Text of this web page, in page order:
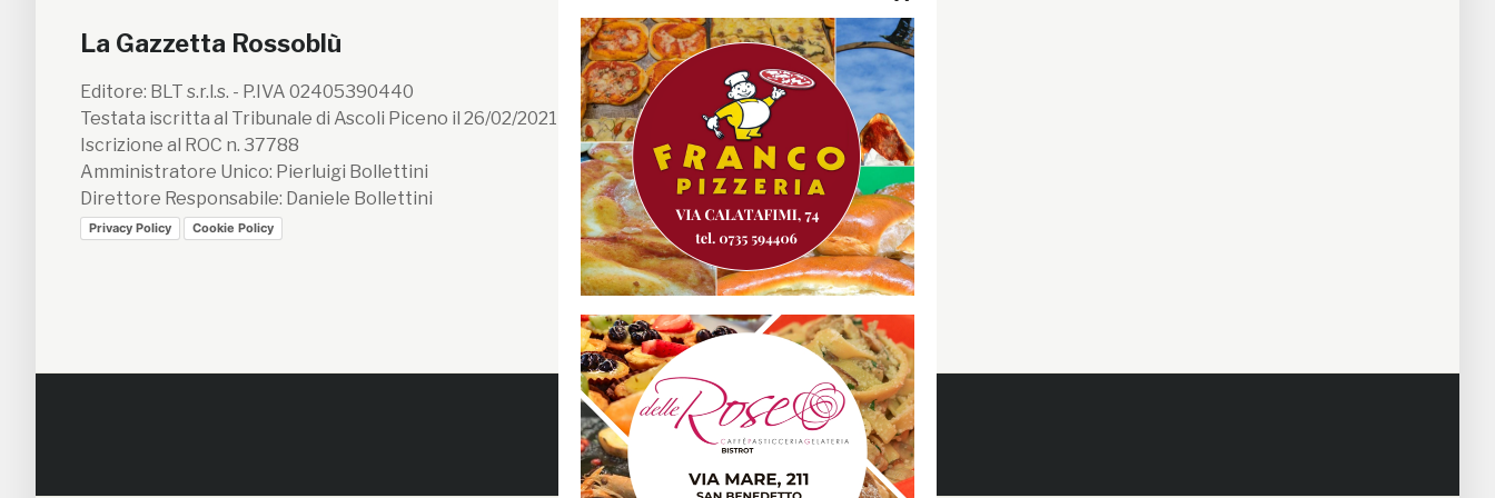
La Gazzetta Rossoblù
Editore: BLT s.r.l.s. - P.IVA 02405390440
Testata iscritta al Tribunale di Ascoli Piceno il 26/02/2021 n. 199/2021
Iscrizione al ROC n. 37788
Amministratore Unico: Pierluigi Bollettini
Direttore Responsabile: Daniele Bollettini
Privacy Policy Cookie Policy
Segui la GRB
Facebook
Instagram
Twitter
Youtube
Gazzetta RossoBlù